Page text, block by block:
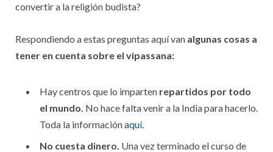
convertir a la religión budista?
Respondiendo a estas preguntas aquí van algunas cosas a
tener en cuenta sobre el vipassana:
Hay centros que lo imparten repartidos por todo
el mundo. No hace falta venir a la India para hacerlo.
Toda la informaciónaquí.
No cuesta dinero. Una vez terminado el curso de